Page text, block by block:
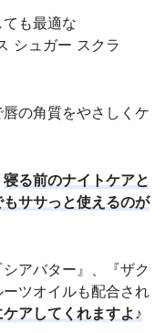
も最適な
シュガー スクラ
の角質をやさしくケ
寝る前のナイトケアと
ササっと使えるのが
アバター』、『ザク
ツオイルも配合され
アしてくれますよ♪